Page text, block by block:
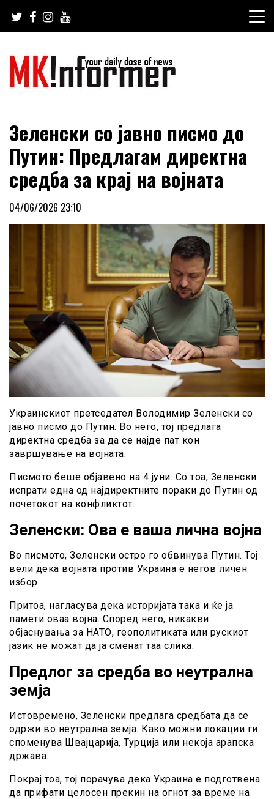
content
MKinformer
Зеленски со јавно писмо до
Путин: Предлагам директна
средба за крај на војната
04/06/2026 23:10
Украинскиот претседател Володимир Зеленски со
јавно писмо до Путин. Во него, тој предлага
директна средба за да се најде пат кон
завршување на војната.
Писмото беше објавено на 4 јуни. Со тоа, Зеленски
испрати една од најдиректните пораки до Путин од
почетокот на конфликтот.
Зеленски: Ова е ваша лична војна
Во писмото, Зеленски остро го обвинува Путин. Тој
вели дека војната против Украина е негов личен
избор.
Притоа, нагласува дека историјата така и ќе ја
памети оваа војна. Според него, никакви
објаснувања за НАТО, геополитиката или рускиот
јазик не можат да ја сменат таа слика.
Предлог за средба во неутрална
земја
Истовремено, Зеленски предлага средбата да се
одржи во неутрална земја. Како можни локации ги
споменува Швајцарија, Турција или некоја арапска
држава.
Покрај тоа, тој порачува дека Украина е подготвена
да прифати целосен прекин на огнот за време на